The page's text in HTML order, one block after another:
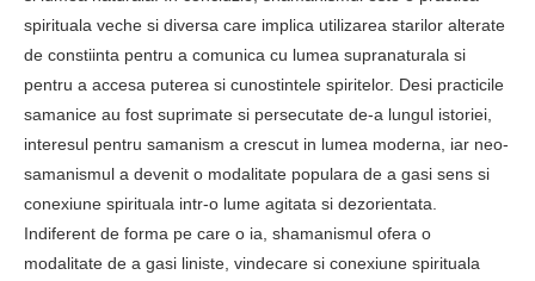
spirituala veche si diversa care implica utilizarea starilor alterate
de constiinta pentru a comunica cu lumea supranaturala si
pentru a accesa puterea si cunostintele spiritelor. Desi practicile
samanice au fost suprimate si persecutate de-a lungul istoriei,
interesul pentru samanism a crescut in lumea moderna, iar neo-
samanismul a devenit o modalitate populara de a gasi sens si
conexiune spirituala intr-o lume agitata si dezorientata.
Indiferent de forma pe care o ia, shamanismul ofera o
modalitate de a gasi liniste, vindecare si conexiune spirituala